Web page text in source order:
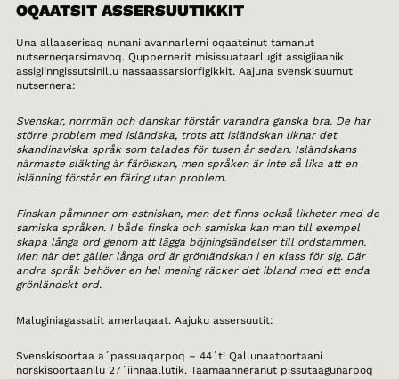
OQAATSIT ASSERSUUTIKKIT
Una allaaserisaq nunani avannarlerni oqaatsinut tamanut
nutserneqarsimavoq. Quppernerit misissuataarlugit assigiiaanik
assigiinngissutsinillu nassaassarsiorfigikkit. Aajuna svenskisuumut
nutsernera:
Svenskar, norrmän och danskar förstår varandra ganska bra. De har
större problem med isländska, trots att isländskan liknar det
skandinaviska språk som talades för tusen år sedan. Isländskans
närmaste släkting är färöiskan, men språken är inte så lika att en
islänning förstår en färing utan problem.
Finskan påminner om estniskan, men det finns också likheter med de
samiska språken. I både finska och samiska kan man till exempel
skapa långa ord genom att lägga böjningsändelser till ordstammen.
Men när det gäller långa ord är grönländskan i en klass för sig. Där
andra språk behöver en hel mening räcker det ibland med ett enda
grönländskt ord.
Maluginiagassatit amerlaqaat. Aajuku assersuutit:
Svenskisoortaa a´passuaqarpoq – 44´t! Qallunaatoortaani
norskisoortaanilu 27´iinnaallutik. Taamaanneranut pissutaagunarpoq